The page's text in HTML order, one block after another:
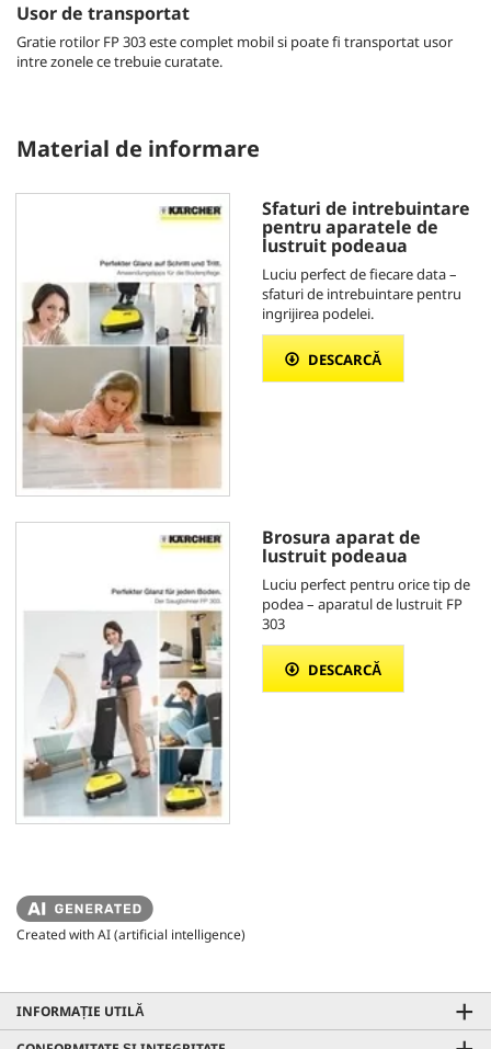
Usor de transportat
Gratie rotilor FP 303 este complet mobil si poate fi transportat usor
intre zonele ce trebuie curatate.
Material de informare
Sfaturi de intrebuintare
pentru aparatele de
lustruit podeaua
Luciu perfect de fiecare data –
sfaturi de intrebuintare pentru
ingrijirea podelei.
DESCARCĂ
Brosura aparat de
lustruit podeaua
Luciu perfect pentru orice tip de
podea – aparatul de lustruit FP
303
DESCARCĂ
Created with AI (artificial intelligence)
INFORMAȚIE UTILĂ